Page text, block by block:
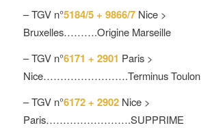
– TGV n°5184/5 + 9866/7Nice >
Bruxelles……….Origine Marseille
– TGV n°6171 + 2901 Paris >
Nice…………………….Terminus Toulon
– TGV n°6172 + 2902 Nice >
Paris…………………….SUPPRIME